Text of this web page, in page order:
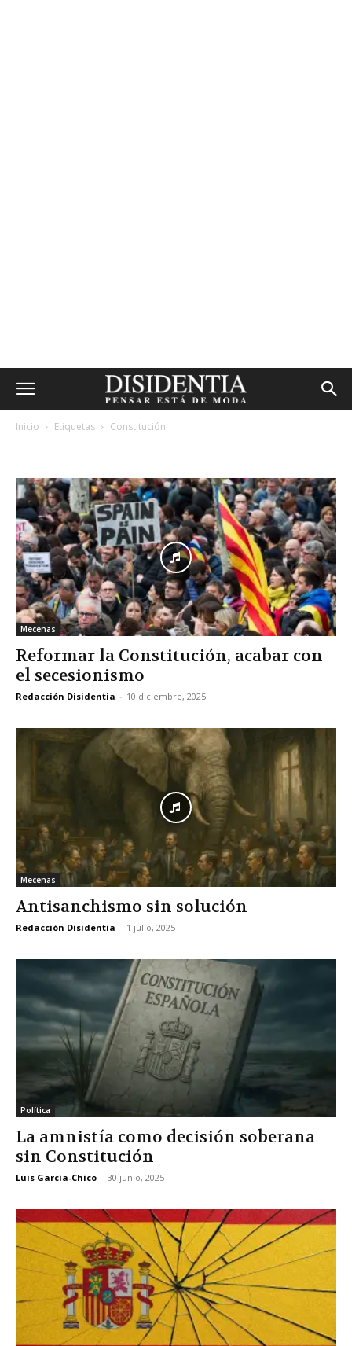
Inicio Etiquetas Constitución
Mecenas
Reformar la Constitución, acabar con
el secesionismo
Redacción Disidentia - 10 diciembre, 2025
Mecenas
Antisanchismo sin solución
Redacción Disidentia - 1 julio, 2025
Política
La amnistía como decisión soberana
sin Constitución
Luis García-Chico - 30 junio, 2025